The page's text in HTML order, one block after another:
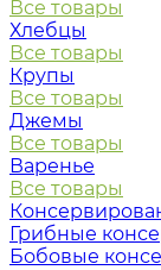
Все товары
Хлебцы
Все товары
Крупы
Все товары
Джемы
Все товары
Варенье
Все товары
Грибные
Бобовые